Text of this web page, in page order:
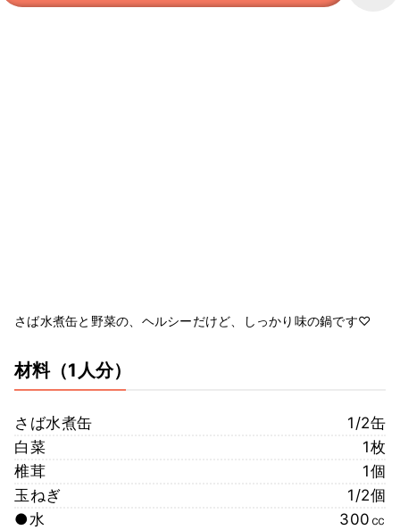
さば水煮缶と野菜の、ヘルシーだけど、しっかり味の鍋です♡
材料（1人分）
さば水煮缶
1/2缶
白菜
1枚
椎茸
1個
玉ねぎ
1/2個
●水
300㏄